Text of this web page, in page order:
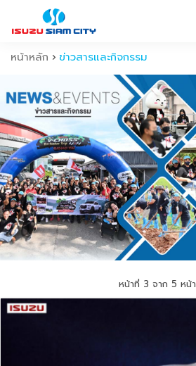
หน้าหลัก ข่าวสารและกิจกรรม
หน้าที่ 3 จาก 5 หน้า